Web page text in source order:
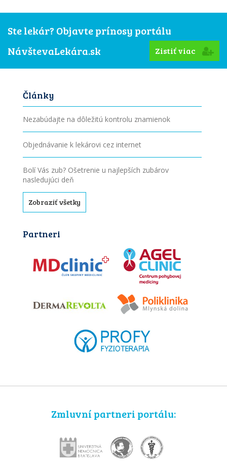
Ste lekár? Objavte prínosy portálu
NávštevaLekára.sk
Zistiť viac
Články
Nezabúdajte na dôležitú kontrolu znamienok
Objednávanie k lekárovi cez internet
Bolí Vás zub? Ošetrenie u najlepších zubárov
nasledujúci deň
Zobraziť všetky
Partneri
Zmluvní partneri portálu: